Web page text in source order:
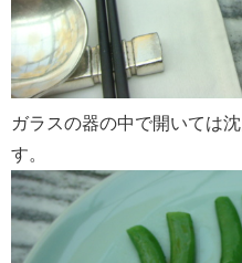
ガラスの器の中で開いては
す。